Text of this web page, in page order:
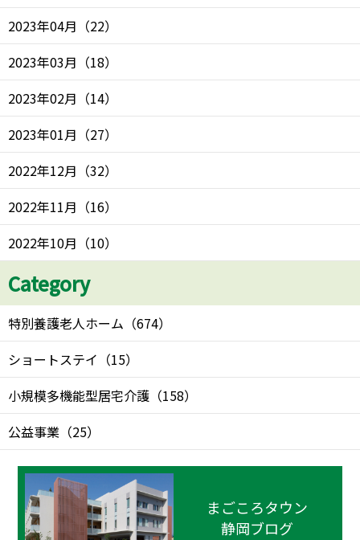
2023年04月 （22）
2023年03月 （18）
2023年02月 （14）
2023年01月 （27）
2022年12月 （32）
2022年11月 （16）
2022年10月 （10）
Category
特別養護老人ホーム （674）
ショートステイ （15）
小規模多機能型居宅介護 （158）
公益事業 （25）
まごころタウン
静岡ブログ